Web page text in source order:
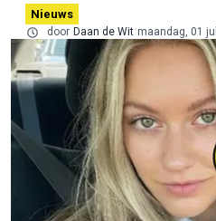
Nieuws
door Daan de Wit maandag, 01